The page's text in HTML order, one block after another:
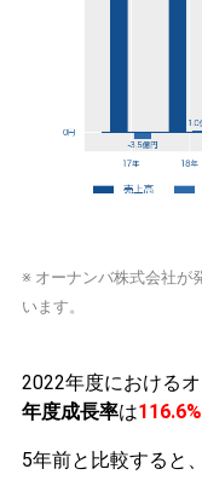
※ オーナンバ株式会社が
います。
2022年度における
年度成長率は116.6%
5年前と比較すると、